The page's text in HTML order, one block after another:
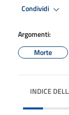
Condividi
Argomenti:
Morte
INDICE